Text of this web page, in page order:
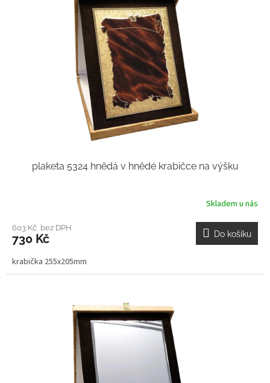
plaketa 5324 hnědá v hnědé krabičce na výšku
Skladem u nás
603 Kč bez DPH
730 Kč Do košíku
krabička 255x205mm